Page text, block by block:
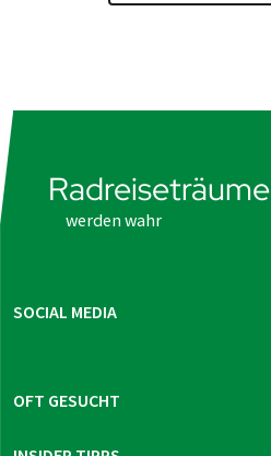
Radreiseträume
werden wahr
SOCIAL MEDIA
OFT GESUCHT